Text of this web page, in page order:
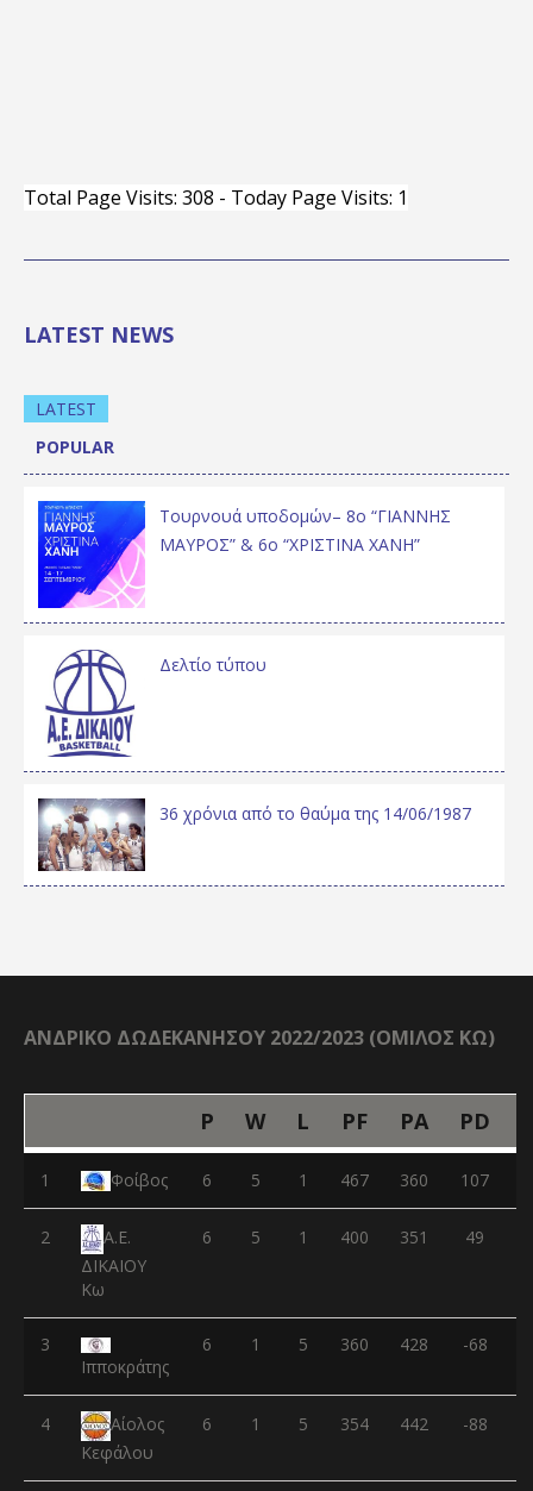
Total Page Visits: 308 - Today Page Visits: 1
LATEST NEWS
LATEST
POPULAR
Τουρνουά υποδομών– 8ο “ΓΙΑΝΝΗΣ
ΜΑΥΡΟΣ” & 6ο “ΧΡΙΣΤΙΝΑ ΧΑΝΗ”
Δελτίο τύπου
36 χρόνια από το θαύμα της 14/06/1987
ΑΝΔΡΙΚΟ ΔΩΔΕΚΑΝΗΣΟΥ 2022/2023 (ΟΜΙΛΟΣ ΚΩ)
P W L PF PA PD
1 Φοίβος 6 5 1 467 360 107
2
Α.Ε.
ΔΙΚΑΙΟΥ
Κω
6 5 1 400 351 49
3
Ιπποκράτης
6 1 5 360 428 -68
4
Αίολος
Κεφάλου
6 1 5 354 442 -88